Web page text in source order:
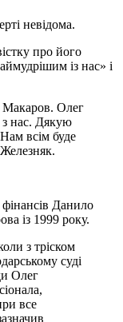
невідома.
про його
із нас» і
Макаров. Олег
нас. Дякую
всім буде
Данило
із 1999 року.
з тріском
суді
Олег
все